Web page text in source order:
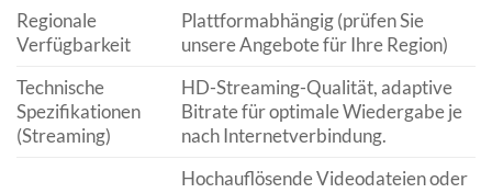
Regionale
Verfügbarkeit
Plattformabhängig (prüfen Sie
unsere Angebote für Ihre Region)
Technische
Spezifikationen
(Streaming)
HD-Streaming-Qualität, adaptive
Bitrate für optimale Wiedergabe je
nach Internetverbindung.
Hochauflösende Videodateien oder